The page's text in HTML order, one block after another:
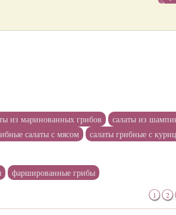
из маринованных грибов
салаты из
салаты с мясом
салаты грибные с
фаршированные грибы
1 2